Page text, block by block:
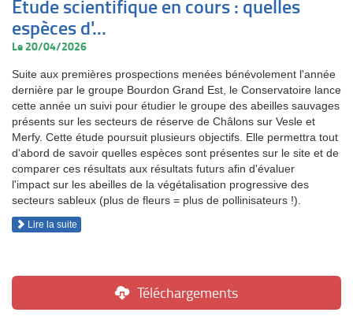
Etude scientifique en cours : quelles
espèces d'...
Le 20/04/2026
Suite aux premières prospections menées bénévolement l'année
dernière par le groupe Bourdon Grand Est, le Conservatoire lance
cette année un suivi pour étudier le groupe des abeilles sauvages
présents sur les secteurs de réserve de Châlons sur Vesle et
Merfy. Cette étude poursuit plusieurs objectifs. Elle permettra tout
d'abord de savoir quelles espèces sont présentes sur le site et de
comparer ces résultats aux résultats futurs afin d'évaluer
l'impact sur les abeilles de la végétalisation progressive des
secteurs sableux (plus de fleurs = plus de pollinisateurs !).
Lire la suite
Téléchargements